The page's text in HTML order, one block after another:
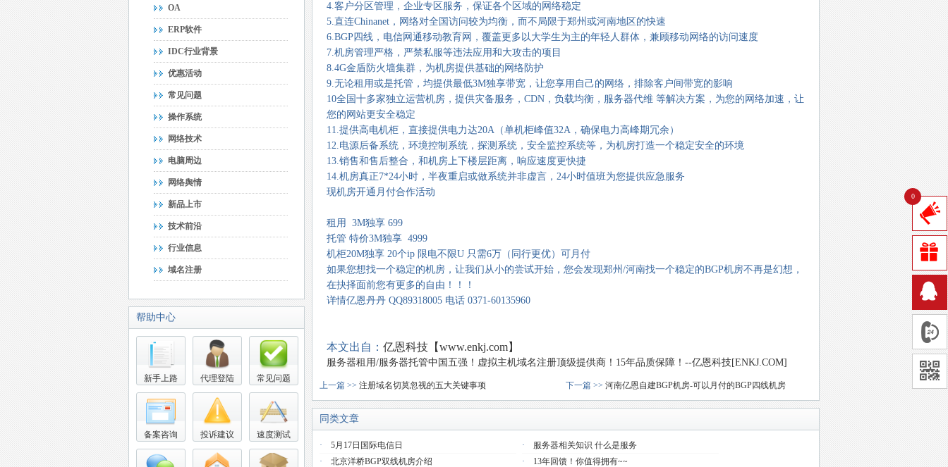
OA
ERP软件
IDC行业背景
优惠活动
常见问题
操作系统
网络技术
电脑周边
网络舆情
新品上市
技术前沿
行业信息
域名注册
帮助中心
新手上路 代理登陆 常见问题
备案咨询 投诉建议 速度测试
4.客户分区管理，企业专区服务，保证各个区域的网络稳定
5.直连Chinanet，网络对全国访问较为均衡，而不局限于郑州或河南地区的快速
6.BGP四线，电信网通移动教育网，覆盖更多以大学生为主的年轻人群体，兼顾移动网络的访问速度
7.机房管理严格，严禁私服等违法应用和大攻击的项目
8.4G金盾防火墙集群，为机房提供基础的网络防护
9.无论租用或是托管，均提供最低3M独享带宽，让您享用自己的网络，排除客户间带宽的影响
10全国十多家独立运营机房，提供灾备服务，CDN，负载均衡，服务器代维 等解决方案，为您的网络加速，让
您的网站更安全稳定
11.提供高电机柜，直接提供电力达20A（单机柜峰值32A，确保电力高峰期冗余）
12.电源后备系统，环境控制系统，探测系统，安全监控系统等，为机房打造一个稳定安全的环境
13.销售和售后整合，和机房上下楼层距离，响应速度更快捷
14.机房真正7*24小时，半夜重启或做系统并非虚言，24小时值班为您提供应急服务
现机房开通月付合作活动
租用 3M独享 699
托管 特价3M独享 4999
机柜20M独享 20个ip 限电不限U 只需6万（同行更优）可月付
如果您想找一个稳定的机房，让我们从小的尝试开始，您会发现郑州/河南找一个稳定的BGP机房不再是幻想，
在抉择面前您有更多的自由！！！
详情亿恩丹丹 QQ89318005 电话 0371-60135960
本文出自： 亿恩科技【www.enkj.com】
服务器租用/服务器托管中国五强！虚拟主机域名注册顶级提供商！15年品质保障！--亿恩科技[ENKJ.COM]
上一篇 >> 注册域名切莫忽视的五大关键事项 下一篇 >> 河南亿恩自建BGP机房-可以月付的BGP四线机房
同类文章
· 5月17日国际电信日 · 服务器相关知识 什么是服务
· 北京洋桥BGP双线机房介绍 · 13年回馈！你值得拥有~~
0